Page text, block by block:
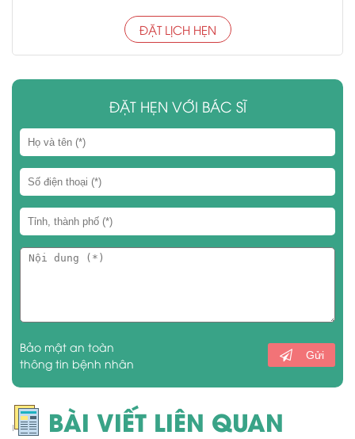
ĐẶT LỊCH HẸN
ĐẶT HẸN VỚI BÁC SĨ
Bảo mật an toàn
thông tin bệnh nhân
Gửi
BÀI VIẾT LIÊN QUAN